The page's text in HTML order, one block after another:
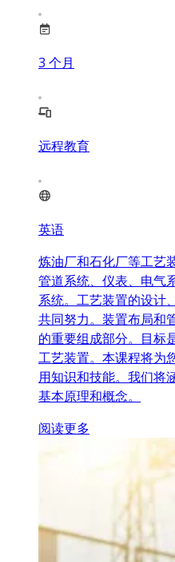
3 个月
远程教育
英语
炼油厂和石化厂等工艺
管道系统、仪表、电气
系统。工艺装置的设计
共同努力。装置布局和
的重要组成部分。目标
工艺装置。本课程将为
用知识和技能。我们将
基本原理和概念。
阅读更多